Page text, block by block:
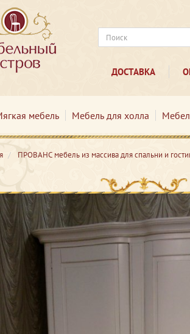
ДОСТАВКА
мебель Мебель для холла
ПРОВАНС мебель из массива для спальни и